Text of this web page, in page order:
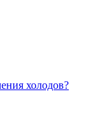
холодов?